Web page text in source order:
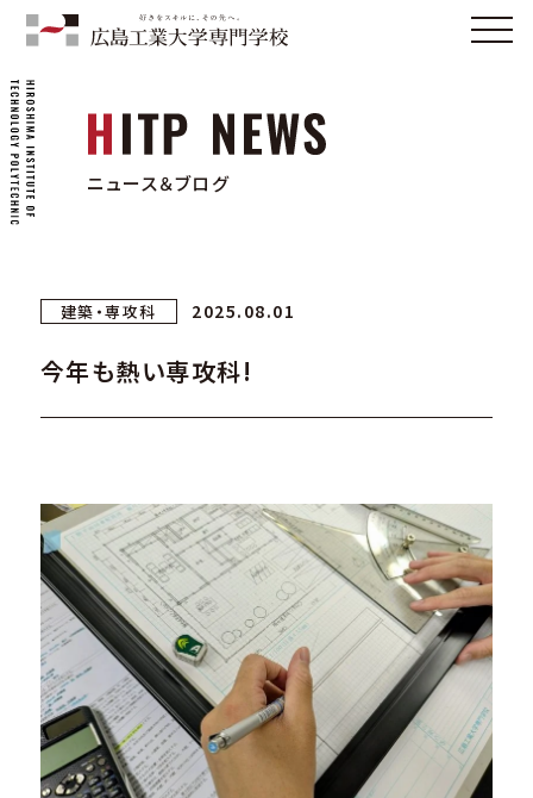
ニュース＆ブログ
建築・専攻科 2025.08.01
今年も熱い専攻科!